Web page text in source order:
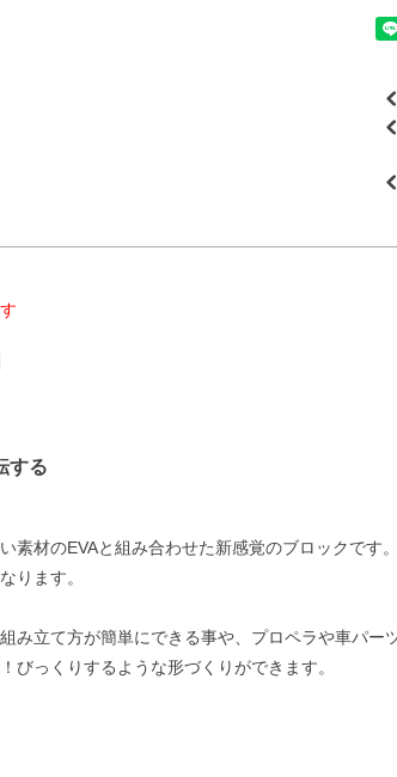
する
素材のEVAと組み合わせた新感覚のブロックです
ります。
み立て方が簡単にできる事や、プロペラや車パー
びっくりするような形づくりができます。